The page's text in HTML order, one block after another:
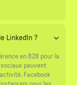
LinkedIn ?
en B2B pour la
peuvent
Facebook